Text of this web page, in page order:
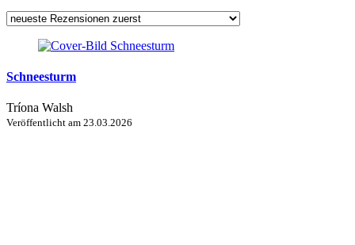
Schneesturm
Tríona Walsh
Veröffentlicht am 23.03.2026